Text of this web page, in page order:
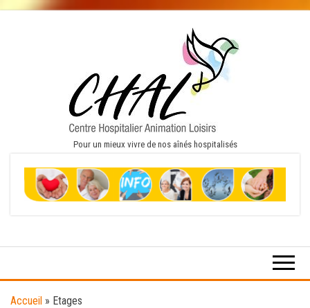
Pour un mieux vivre de nos aînés hospitalisés
Accueil » Etages